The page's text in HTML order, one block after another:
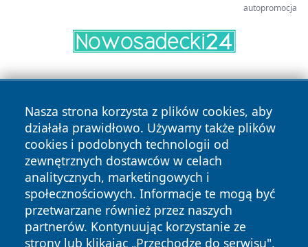
autopromocja
Nasza strona korzysta z plików cookies, aby
działała prawidłowo. Używamy także plików
cookies i podobnych technologii od
zewnętrznych dostawców w celach
analitycznych, marketingowych i
społecznościowych. Informacje te mogą być
przetwarzane również przez naszych
partnerów. Kontynuując korzystanie ze
strony lub klikając „Przechodzę do serwisu",
Copyright © 2026 jeleniagoraonline.pl Wszystkie prawa
zastrzeżone.
News Autorzy
Polityka
Prywatności
Polityka
Cookies